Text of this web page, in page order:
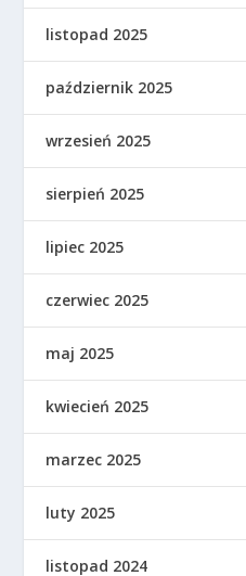
listopad 2025
październik 2025
wrzesień 2025
sierpień 2025
lipiec 2025
czerwiec 2025
maj 2025
kwiecień 2025
marzec 2025
luty 2025
listopad 2024